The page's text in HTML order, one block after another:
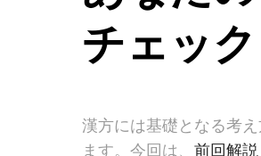
チェッ
漢方には基礎となる考
ます。今回は、 前回解説